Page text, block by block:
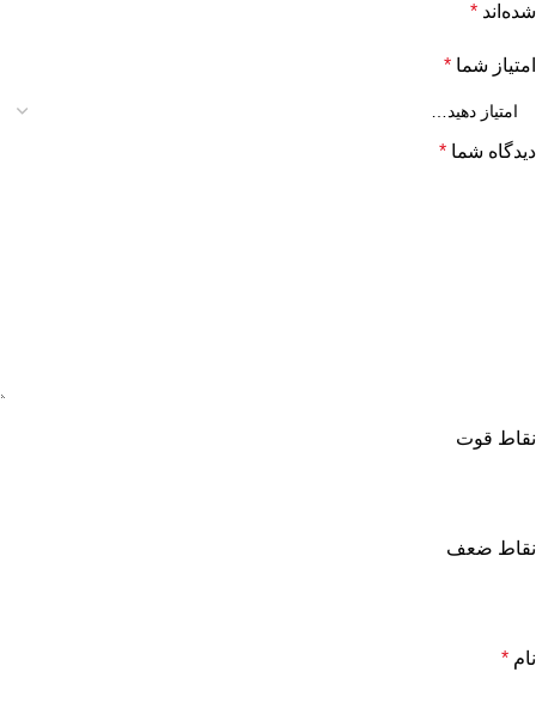
شده‌اند *
امتیاز شما *
دیدگاه شما *
نقاط قوت
نقاط ضعف
نام *